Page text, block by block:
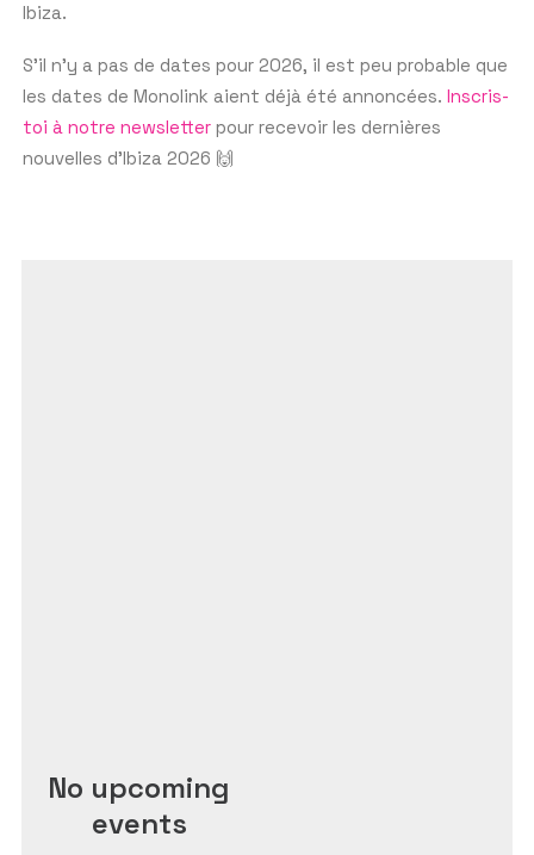
night.
Ibiza.
S’il n’y a pas de dates pour 2026, il est peu probable que
les dates de Monolink aient déjà été annoncées. Inscris-
toi à notre newsletter pour recevoir les dernières
nouvelles d’Ibiza 2026 🙌
No upcoming
events